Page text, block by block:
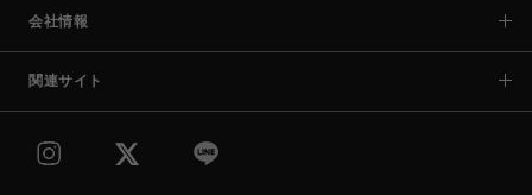
会社情報
関連サイト